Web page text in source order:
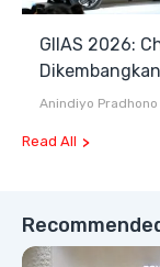
GIIAS 2026:
Komprehensif
Anindiyo Pradhono
Read All